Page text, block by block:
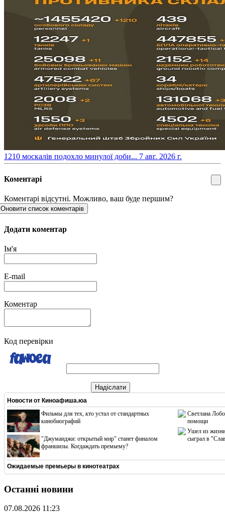
​1210 москалів подохло минулої доби... 7 авг. 2026 г.
Коментарі
Коментарі відсутні. Можливо, ваш буде першим?
Оновити список коментарів
Додати коментар
Ім'я
E-mail
Коментар
Код перевірки
Надіслати
Новости от Киноафиша.юа
Фильмы для тех, кто устал от стандартных
кинобиографий
"Джуманджи: открытый мир" станет финалом
франшизы. Когдаждать премьему?
Светлана
помощи
Ушел из жизни
сыграл в
Ожидаемые премьеры в кинотеатрах
Останні новини
07.08.2026 11:23